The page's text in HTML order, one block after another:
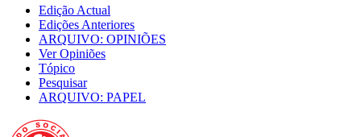
Edição Actual
Edições Anteriores
ARQUIVO: OPINIÕES
Ver Opiniões
Tópico
Pesquisar
ARQUIVO: PAPEL